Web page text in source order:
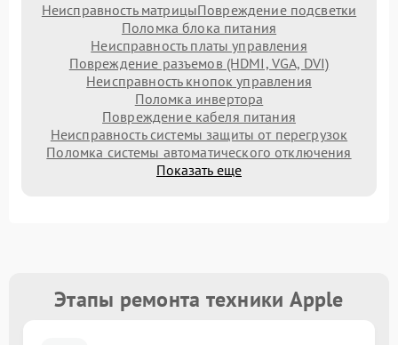
Неисправность матрицыПовреждение подсветки
Поломка блока питания
Неисправность платы управления
Повреждение разъемов (HDMI, VGA, DVI)
Неисправность кнопок управления
Поломка инвертора
Повреждение кабеля питания
Неисправность системы защиты от перегрузок
Поломка системы автоматического отключения
Показать еще
Этапы ремонта техники Apple